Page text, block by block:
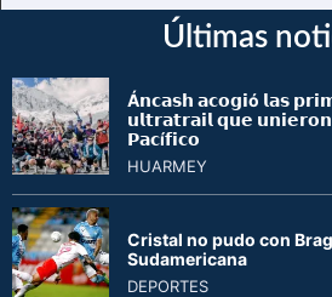
Últimas
Á𝗻𝗰𝗮𝘀𝗵 𝗮𝗰𝗼𝗴𝗶ó 𝗹𝗮𝘀
𝘂𝗹𝘁𝗿𝗮𝘁𝗿𝗮𝗶𝗹 𝗾𝘂𝗲
𝗣𝗮𝗰í𝗳𝗶𝗰𝗼
HUARMEY
Cristal no pudo con
Sudamericana
DEPORTES